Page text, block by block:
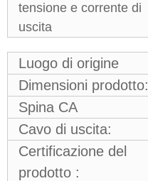
tensione e corrente di
uscita
Luogo di origine
Dimensioni prodotto:
Spina CA
Cavo di uscita:
Certificazione del
prodotto :